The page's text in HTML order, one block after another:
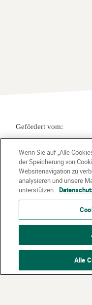
Gefördert vom:
Dietmar Hopp Stiftung
Dieter Schwarz Stiftung
Wenn Sie auf „Alle
der Speicherung von
Websitenavigation zu
analysieren und unsere
unterstützen.
Alle